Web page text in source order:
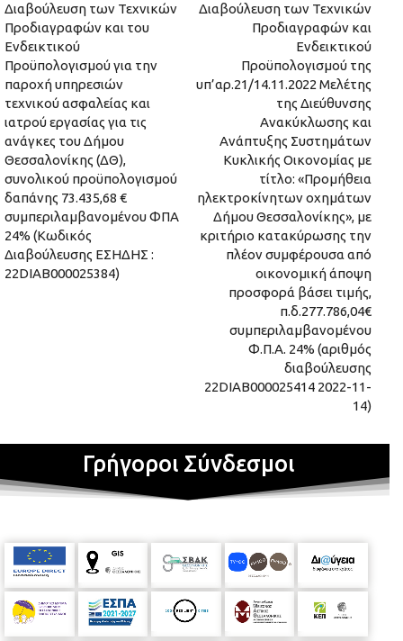
Διαβούλευση των Τεχνικών
Προδιαγραφών και του
Ενδεικτικού
Προϋπολογισμού για την
παροχή υπηρεσιών
τεχνικού ασφαλείας και
ιατρού εργασίας για τις
ανάγκες του Δήμου
Θεσσαλονίκης (ΔΘ),
συνολικού προϋπολογισμού
δαπάνης 73.435,68 €
συμπεριλαμβανομένου ΦΠΑ
24% (Κωδικός
Διαβούλευσης ΕΣΗΔΗΣ :
22DIAB000025384)
Διαβούλευση των Τεχνικών
Προδιαγραφών και
Ενδεικτικού
Προϋπολογισμού της
υπ’αρ.21/14.11.2022 Μελέτης
της Διεύθυνσης
Ανακύκλωσης και
Ανάπτυξης Συστημάτων
Κυκλικής Οικονομίας με
τίτλο: «Προμήθεια
ηλεκτροκίνητων οχημάτων
Δήμου Θεσσαλονίκης», με
κριτήριο κατακύρωσης την
πλέον συμφέρουσα από
οικονομική άποψη
προσφορά βάσει τιμής,
π.δ.277.786,04€
συμπεριλαμβανομένου
Φ.Π.Α. 24% (αριθμός
διαβούλευσης
22DIAB000025414 2022-11-
14)
Γρήγοροι Σύνδεσμοι